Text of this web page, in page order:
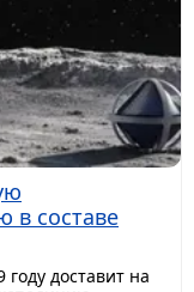
в составе
доставит на